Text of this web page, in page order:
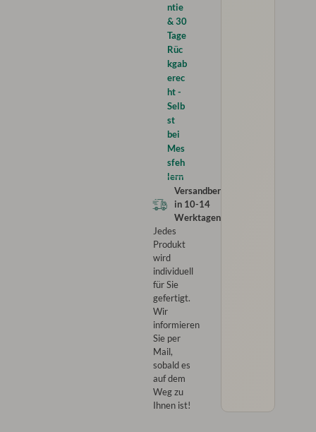
ntie
& 30
Tage
Rüc
kgab
erec
ht -
Selb
st
bei
Mes
sfeh
lern
Versandbereit
in 10-14
Werktagen
Jedes
Produkt
wird
individuell
für Sie
gefertigt.
Wir
informieren
Sie per
Mail,
sobald es
auf dem
Weg zu
Ihnen ist!